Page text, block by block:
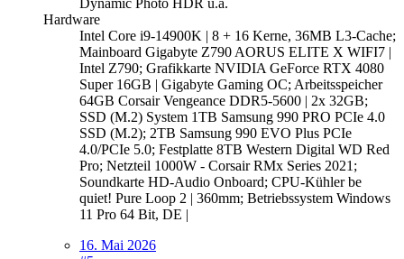
Hardware
Intel Core i9-14900K | 8 + 16 Kerne, 36MB L3-Cache;
Mainboard Gigabyte Z790 AORUS ELITE X WIFI7 |
Intel Z790; Grafikkarte NVIDIA GeForce RTX 4080
Super 16GB | Gigabyte Gaming OC; Arbeitsspeicher
64GB Corsair Vengeance DDR5-5600 | 2x 32GB;
SSD (M.2) System 1TB Samsung 990 PRO PCIe 4.0
SSD (M.2); 2TB Samsung 990 EVO Plus PCIe
4.0/PCIe 5.0; Festplatte 8TB Western Digital WD Red
Pro; Netzteil 1000W - Corsair RMx Series 2021;
Soundkarte HD-Audio Onboard; CPU-Kühler be
quiet! Pure Loop 2 | 360mm; Betriebssystem Windows
11 Pro 64 Bit, DE |
16. Mai 2026